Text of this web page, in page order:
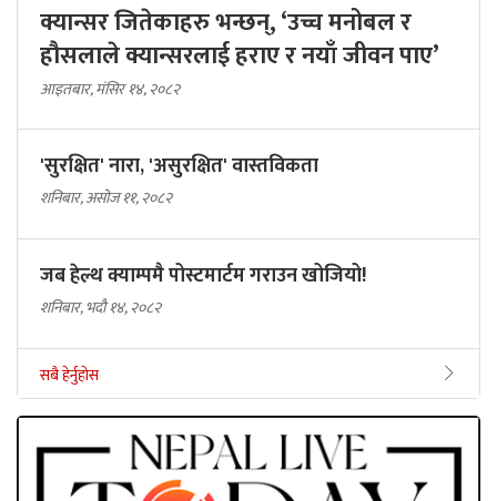
क्यान्सर जितेकाहरु भन्छन्, ‘उच्च मनोबल र
हौसलाले क्यान्सरलाई हराए र नयाँ जीवन पाए’
आइतबार, मंसिर १४, २०८२
'सुरक्षित' नारा, 'असुरक्षित' वास्तविकता
शनिबार, असोज ११, २०८२
जब हेल्थ क्याम्पमै पोस्टमार्टम गराउन खोजियो!
शनिबार, भदौ १४, २०८२
सबै हेर्नुहोस